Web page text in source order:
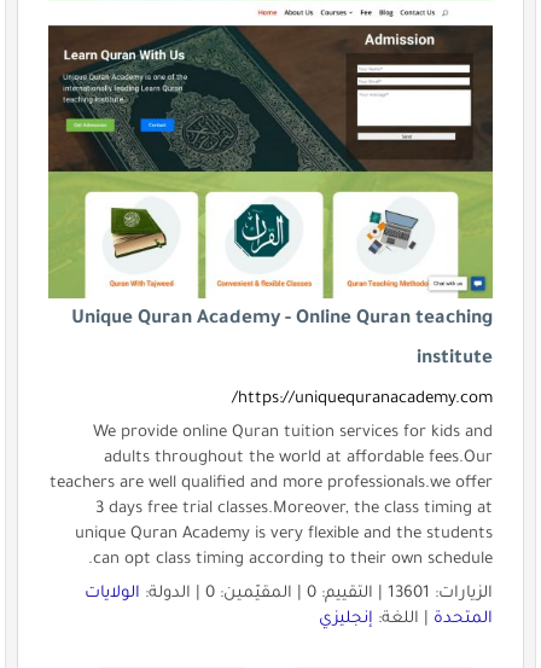
Unique Quran Academy - Online Quran teaching
institute
https://uniquequranacademy.com/
We provide online Quran tuition services for kids and
adults throughout the world at affordable fees.Our
teachers are well qualified and more professionals.we offer
3 days free trial classes.Moreover, the class timing at
unique Quran Academy is very flexible and the students
can opt class timing according to their own schedule.
الزيارات: 13601 | التقييم: 0 | المقيّمين: 0 | الدولة:
الولايات
المتحدة| اللغة: إنجليزي